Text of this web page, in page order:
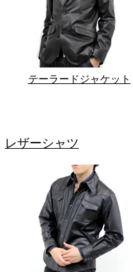
テーラードジャケット
レザーシャツ